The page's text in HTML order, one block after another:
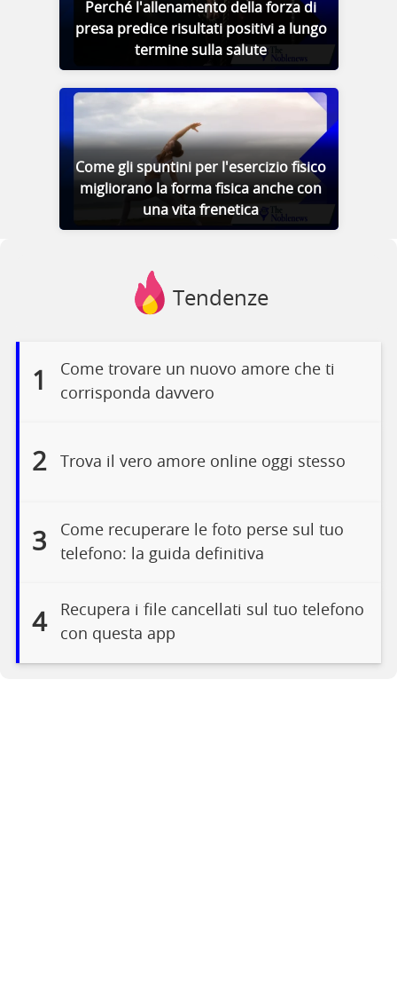
Perché l'allenamento della forza di
presa predice risultati positivi a lungo
termine sulla salute
Come gli spuntini per l'esercizio fisico
migliorano la forma fisica anche con
una vita frenetica
Tendenze
1
Come trovare un nuovo amore che ti
corrisponda davvero
2 Trova il vero amore online oggi stesso
3
Come recuperare le foto perse sul tuo
telefono: la guida definitiva
4
Recupera i file cancellati sul tuo telefono
con questa app